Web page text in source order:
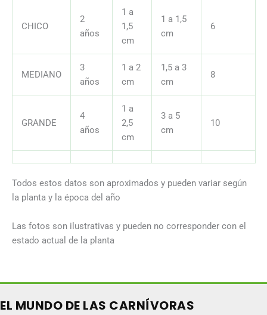
CHICO
2
años
1 a
1,5
cm
1 a 1,5
cm
6
MEDIANO
3
años
1 a 2
cm
1,5 a 3
cm
8
GRANDE
4
años
1 a
2,5
cm
3 a 5
cm
10
Todos estos datos son aproximados y pueden variar según
la planta y la época del año
Las fotos son ilustrativas y pueden no corresponder con el
estado actual de la planta
EL MUNDO DE LAS CARNÍVORAS